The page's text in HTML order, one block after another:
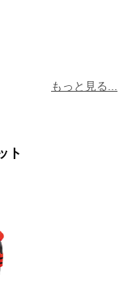
もっと見る...
ト